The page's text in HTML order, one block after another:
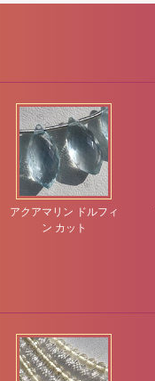
アクアマリン ドルフィ
ン カット